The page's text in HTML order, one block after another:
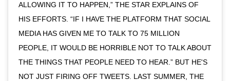
ALLOWING IT TO HAPPEN,” THE STAR EXPLAINS OF
HIS EFFORTS. “IF I HAVE THE PLATFORM THAT SOCIAL
MEDIA HAS GIVEN ME TO TALK TO 75 MILLION
PEOPLE, IT WOULD BE HORRIBLE NOT TO TALK ABOUT
THE THINGS THAT PEOPLE NEED TO HEAR.” BUT HE'S
NOT JUST FIRING OFF TWEETS. LAST SUMMER, THE